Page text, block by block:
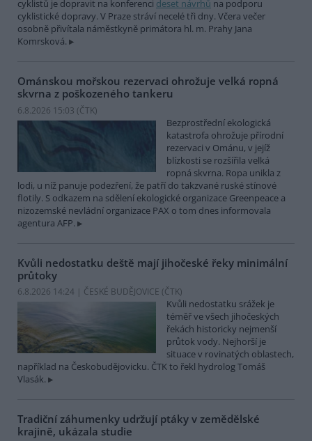
cyklistů je dopravit na konferenci deset návrhů na podporu
cyklistické dopravy. V Praze stráví necelé tři dny. Včera večer
osobně přivítala náměstkyně primátora hl. m. Prahy Jana
Komrsková.
Ománskou mořskou rezervaci ohrožuje velká ropná
skvrna z poškozeného tankeru
6.8.2026 15:03 (ČTK)
Bezprostřední ekologická
katastrofa ohrožuje přírodní
rezervaci v Ománu, v jejíž
blízkosti se rozšířila velká
ropná skvrna. Ropa unikla z
lodi, u níž panuje podezření, že patří do takzvané ruské stínové
flotily. S odkazem na sdělení ekologické organizace Greenpeace a
nizozemské nevládní organizace PAX o tom dnes informovala
agentura AFP.
Kvůli nedostatku deště mají jihočeské řeky minimální
průtoky
6.8.2026 14:24 | ČESKÉ BUDĚJOVICE (ČTK)
Kvůli nedostatku srážek je
téměř ve všech jihočeských
řekách historicky nejmenší
průtok vody. Nejhorší je
situace v rovinatých oblastech,
například na Českobudějovicku. ČTK to řekl hydrolog Tomáš
Vlasák.
Tradiční záhumenky udržují ptáky v zemědělské
krajině, ukázala studie